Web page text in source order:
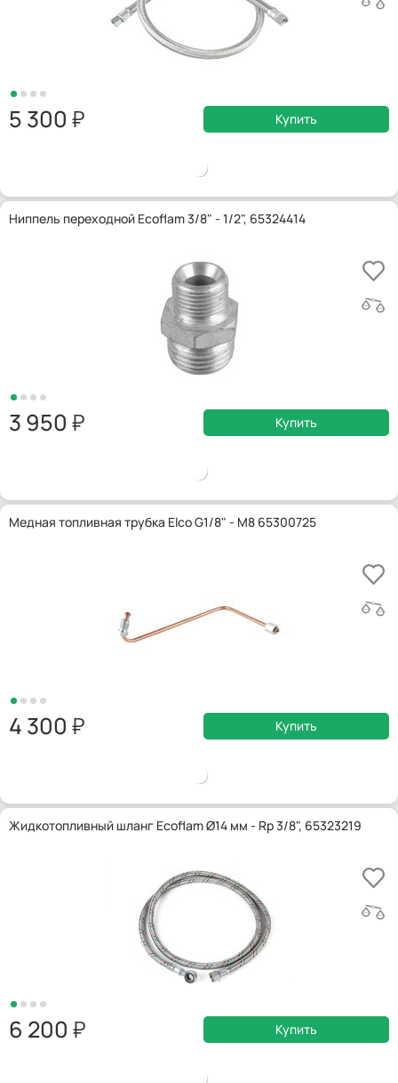
5 300 Купить
Ниппель переходной Ecoflam 3/8" - 1/2", 65324414
3 950 Купить
Медная топливная трубка Elco G1/8" - M8 65300725
4 300 Купить
Жидкотопливный шланг Ecoflam Ø14 мм - Rp 3/8", 65323219
6 200 Купить